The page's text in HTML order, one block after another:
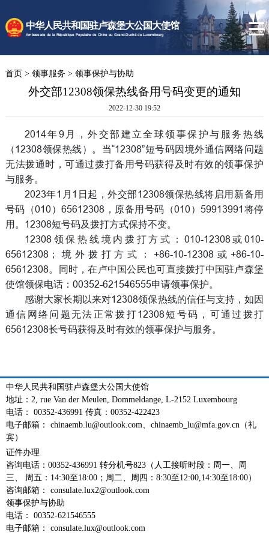
中华人民共和国驻卢森堡大公国大使馆
Ambassade de la République Populaire de Chine au Grand-Duché de Luxembourg
使馆速递
卢森堡概况
领事服务
首页 > 领事服务 > 领事保护与协助
外交部12308领保热线备用号码变更的通知
2022-12-30 19:52
2014年9月，外交部建立全球领事保护与服务热线
（12308领保热线）。当“12308”短号码因境外通信网络问题
无法拨通时，可通过拨打备用号码获得及时有效的领事保护
与服务。
2023年1月1日起，外交部12308领保热线将启用新备用
号码（010）65612308，原备用号码（010）59913991将停
用。12308短号码及拨打方式保持不变。
12308领保热线境内拨打方式：010-12308或010-
65612308；境外拨打方式：+86-10-12308或+86-10-
65612308。同时，在卢中国公民也可直接拨打中国驻卢森堡
使馆领保电话：00352-621546555申请领事保护。
感谢大家长期以来对12308领保热线的信任与支持，如因
通信网络问题无法正常拨打12308短号码，可通过拨打
65612308长号码获得及时有效的领事保护与服务。
中华人民共和国驻卢森堡大公国大使馆
地址：2, rue Van der Meulen, Dommeldange, L-2152 Luxembourg
电话： 00352-436991 传真：00352-422423
电子邮箱： chinaemb.lu@outlook.com、chinaemb_lu@mfa.gov.cn（礼
宾）
证件办理
咨询电话：00352-436991 转分机号823（人工接听时段：周一、周
三、 周五：14:30至18:00；周二、周四：8:30至12:00,14:30至18:00）
咨询邮箱： consulate.lux2@outlook.com
领事保护与协助
电话： 00352-621546555
电子邮箱： consulate.lux@outlook.com